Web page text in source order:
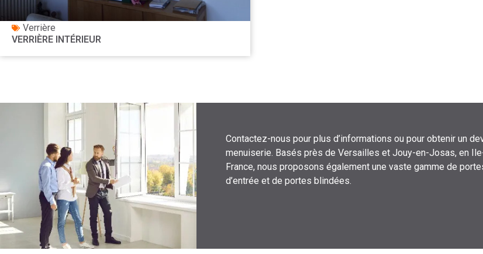
Verrière
VERRIÈRE INTÉRIEUR
Contactez-nous pour plus d’informations ou pour obtenir un
menuiserie. Basés près de Versailles et Jouy-en-Josas, en
France, nous proposons également une vaste gamme de
d’entrée et de portes blindées.